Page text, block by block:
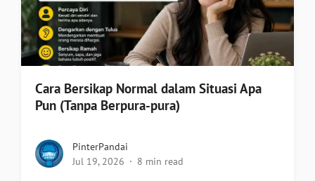
Cara Bersikap Normal dalam Situasi Apa
Pun (Tanpa Berpura-pura)
PinterPandai
Jul 19, 2026
8 min read